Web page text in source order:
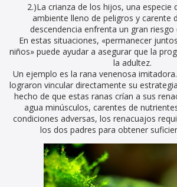
2.)La crianza de los hijos, una especie
ambiente lleno de peligros y carente
descendencia enfrenta un gran
En estas situaciones, «permanecer
niños» puede ayudar a asegurar que la
la adultez.
Un ejemplo es la rana venenosa
lograron vincular directamente su
hecho de que estas ranas crían a sus
agua minúsculos, carentes de
condiciones adversas, los renacuajos
los dos padres para obtener